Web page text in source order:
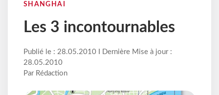
SHANGHAI
Les 3 incontournables
Publié le : 28.05.2010 I Dernière Mise à jour :
28.05.2010
Par Rédaction